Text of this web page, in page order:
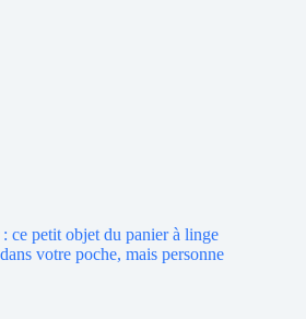
ce petit objet du panier à linge
votre poche, mais personne